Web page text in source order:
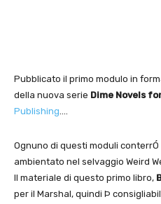
Pubblicato il primo modulo in
della nuova serie Dime Novels
Publishing….
Ognuno di questi moduli
ambientato nel selvaggio Weird
Il materiale di questo primo libro,
per il Marshal, quindi Þ